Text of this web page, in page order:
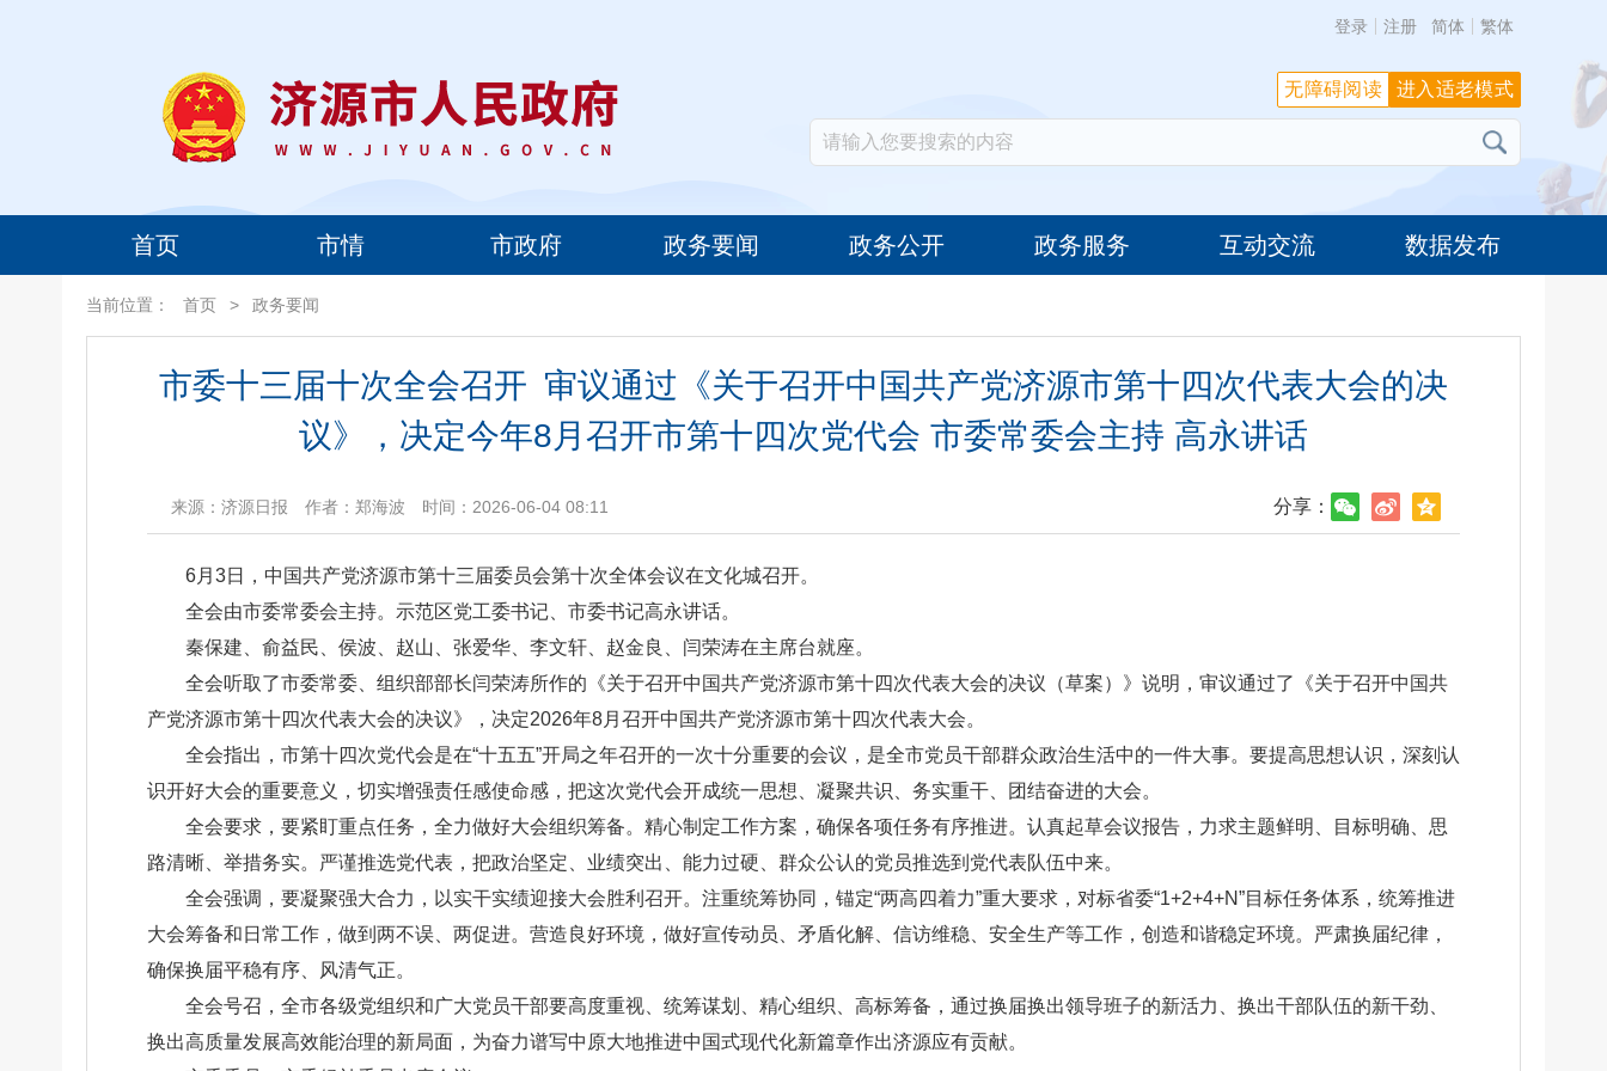
登录 注册 简体 繁体
首页 市情 市政府 政务要闻 政务公开 政务服务 互动交流 数据发布
进入适老模式
无障碍阅读
当前位置： 首页 > 政务要闻
市委十三届十次全会召开 审议通过《关于召开中国共产党济源市第十四次代表大会的决
议》，决定今年8月召开市第十四次党代会 市委常委会主持 高永讲话
来源：济源日报 作者：郑海波 时间：2026-06-04 08:11 分享：
6月3日，中国共产党济源市第十三届委员会第十次全体会议在文化城召开。
全会由市委常委会主持。示范区党工委书记、市委书记高永讲话。
秦保建、俞益民、侯波、赵山、张爱华、李文轩、赵金良、闫荣涛在主席台就座。
全会听取了市委常委、组织部部长闫荣涛所作的《关于召开中国共产党济源市第十四次代表大会的决议（草案）》说明，审议通过了《关于召开中国共
产党济源市第十四次代表大会的决议》，决定2026年8月召开中国共产党济源市第十四次代表大会。
全会指出，市第十四次党代会是在“十五五”开局之年召开的一次十分重要的会议，是全市党员干部群众政治生活中的一件大事。要提高思想认识，深刻认
识开好大会的重要意义，切实增强责任感使命感，把这次党代会开成统一思想、凝聚共识、务实重干、团结奋进的大会。
全会要求，要紧盯重点任务，全力做好大会组织筹备。精心制定工作方案，确保各项任务有序推进。认真起草会议报告，力求主题鲜明、目标明确、思
路清晰、举措务实。严谨推选党代表，把政治坚定、业绩突出、能力过硬、群众公认的党员推选到党代表队伍中来。
全会强调，要凝聚强大合力，以实干实绩迎接大会胜利召开。注重统筹协同，锚定“两高四着力”重大要求，对标省委“1+2+4+N”目标任务体系，统筹推进
大会筹备和日常工作，做到两不误、两促进。营造良好环境，做好宣传动员、矛盾化解、信访维稳、安全生产等工作，创造和谐稳定环境。严肃换届纪律，
确保换届平稳有序、风清气正。
全会号召，全市各级党组织和广大党员干部要高度重视、统筹谋划、精心组织、高标筹备，通过换届换出领导班子的新活力、换出干部队伍的新干劲、
换出高质量发展高效能治理的新局面，为奋力谱写中原大地推进中国式现代化新篇章作出济源应有贡献。